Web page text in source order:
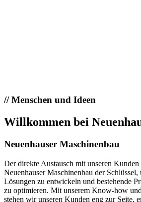
//Menschen und Ideen
Willkommen bei
Neuenhauser Maschinenbau
Der direkte Austausch mit unseren
Neuenhauser Maschinenbau der
Lösungen zu entwickeln und bestehende
zu optimieren. Mit unserem Know-how
stehen wir unseren Kunden eng zur Seite,